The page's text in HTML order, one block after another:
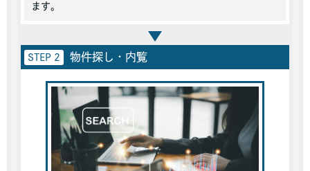
ます。
STEP 2 物件探し・内覧